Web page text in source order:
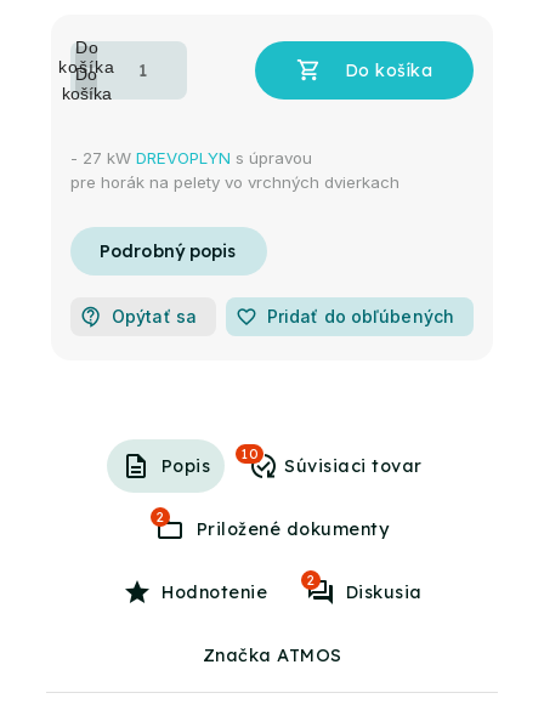
- 27 kWDREVOPLYN s úpravou
pre horák na pelety vo vrchných dvierkach
Opýtať sa favorite_border Pridať do obľúbených
Popis
10
2
Hodnotenie
2
Diskusia
Značka ATMOS